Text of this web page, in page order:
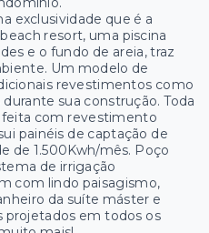
exclusividade que é a
resort, uma piscina
e o fundo de areia, traz
Um modelo de
revestimentos como
sua construção. Toda
feita com revestimento
painéis de captação de
de 1.500Kwh/mês. Poço
de irrigação
com lindo paisagismo,
da suíte máster e
projetados em todos os